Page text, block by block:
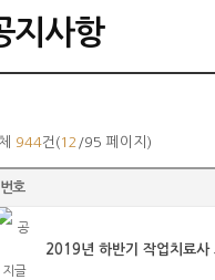
지사항
944건(12 /95 페이지)
번호
2019년 하반기 작업치료사